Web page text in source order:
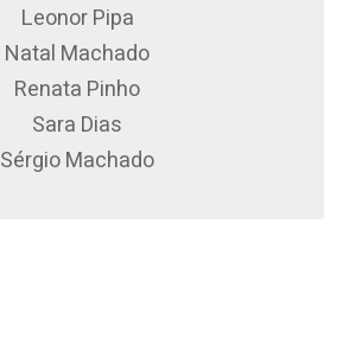
Leonor Pipa
Natal Machado
Renata Pinho
Sara Dias
Sérgio Machado